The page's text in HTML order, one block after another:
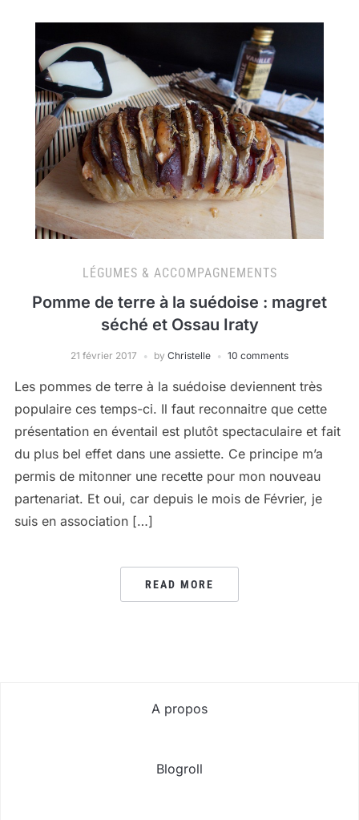
LÉGUMES & ACCOMPAGNEMENTS
Pomme de terre à la suédoise : magret
séché et Ossau Iraty
21 février 2017 by Christelle 10 comments
Les pommes de terre à la suédoise deviennent très
populaire ces temps-ci. Il faut reconnaitre que cette
présentation en éventail est plutôt spectaculaire et fait
du plus bel effet dans une assiette. Ce principe m’a
permis de mitonner une recette pour mon nouveau
partenariat. Et oui, car depuis le mois de Février, je
suis en association […]
READ MORE
A propos
Blogroll